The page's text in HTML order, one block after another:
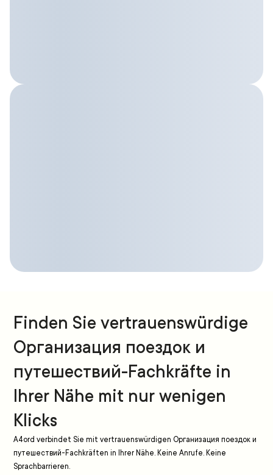
Finden Sie vertrauenswürdige
Организация поездок и
путешествий-Fachkräfte in
Ihrer Nähe mit nur wenigen
Klicks
A4ord verbindet Sie mit vertrauenswürdigen Организация поездок и
путешествий-Fachkräften in Ihrer Nähe. Keine Anrufe. Keine
Sprachbarrieren.